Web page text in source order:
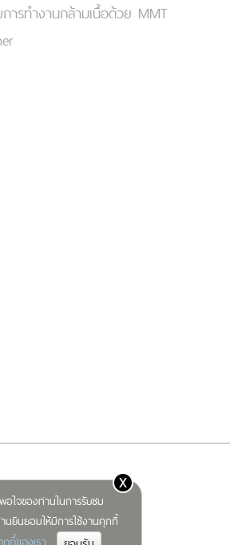
ใจของท่านในการรับชม
นยินยอมให้มีการใช้งานคุกกี้
x
ารทำงานกล้ามเนื้อด้วย MMT